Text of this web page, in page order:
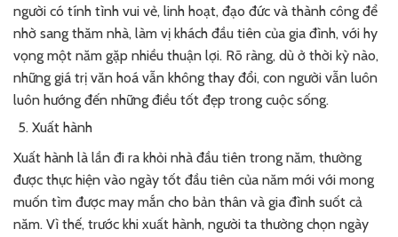
người có tính tình vui vẻ, linh hoạt, đạo đức và thành công để
nhờ sang thăm nhà, làm vị khách đầu tiên của gia đình, với hy
vọng một năm gặp nhiều thuận lợi. Rõ ràng, dù ở thời kỳ nào,
những giá trị văn hoá vẫn không thay đổi, con người vẫn luôn
luôn hướng đến những điều tốt đẹp trong cuộc sống.
Xuất hành
Xuất hành là lần đi ra khỏi nhà đầu tiên trong năm, thường
được thực hiện vào ngày tốt đầu tiên của năm mới với mong
muốn tìm được may mắn cho bản thân và gia đình suốt cả
năm. Vì thế, trước khi xuất hành, người ta thường chọn ngày